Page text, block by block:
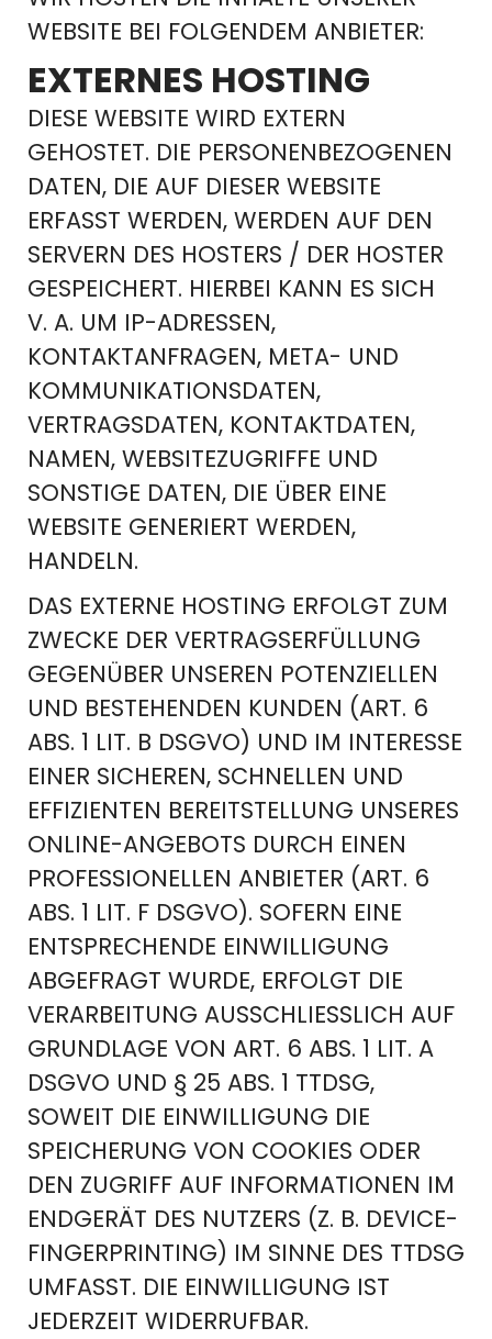
WEBSITE BEI FOLGENDEM ANBIETER:
EXTERNES HOSTING
DIESE WEBSITE WIRD EXTERN
GEHOSTET. DIE PERSONENBEZOGENEN
DATEN, DIE AUF DIESER WEBSITE
ERFASST WERDEN, WERDEN AUF DEN
SERVERN DES HOSTERS / DER HOSTER
GESPEICHERT. HIERBEI KANN ES SICH
V. A. UM IP-ADRESSEN,
KONTAKTANFRAGEN, META- UND
KOMMUNIKATIONSDATEN,
VERTRAGSDATEN, KONTAKTDATEN,
NAMEN, WEBSITEZUGRIFFE UND
SONSTIGE DATEN, DIE ÜBER EINE
WEBSITE GENERIERT WERDEN,
HANDELN.
DAS EXTERNE HOSTING ERFOLGT ZUM
ZWECKE DER VERTRAGSERFÜLLUNG
GEGENÜBER UNSEREN POTENZIELLEN
UND BESTEHENDEN KUNDEN (ART. 6
ABS. 1 LIT. B DSGVO) UND IM INTERESSE
EINER SICHEREN, SCHNELLEN UND
EFFIZIENTEN BEREITSTELLUNG UNSERES
ONLINE-ANGEBOTS DURCH EINEN
PROFESSIONELLEN ANBIETER (ART. 6
ABS. 1 LIT. F DSGVO). SOFERN EINE
ENTSPRECHENDE EINWILLIGUNG
ABGEFRAGT WURDE, ERFOLGT DIE
VERARBEITUNG AUSSCHLIESSLICH AUF G
RUNDLAGE VON ART. 6 ABS. 1 LIT. A D
SGVO UND § 25 ABS. 1 TTDSG, S
OWEIT DIE EINWILLIGUNG DIE S
PEICHERUNG VON COOKIES ODER D
EN ZUGRIFF AUF INFORMATIONEN IM E
NDGERÄT DES NUTZERS (Z. B. DEVICE-F
INGERPRINTING) IM SINNE DES TTDSG U
MFASST. DIE EINWILLIGUNG IST J
EDERZEIT WIDERRUFBAR.